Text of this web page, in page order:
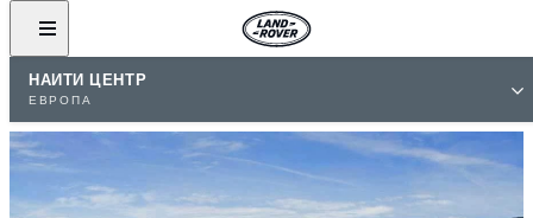
НАЙТИ ЦЕНТР
ЕВРОПА